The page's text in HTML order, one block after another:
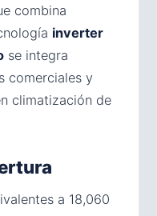
combina
inverter
se integra
comerciales y
climatización de
a 18,060